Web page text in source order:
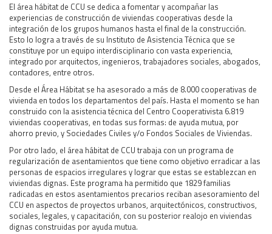
Área Habitat
Acerca del Área
Programas
Trabajos
Área Rural
Acerca del Área
Programas
Programas Centrales
REGIONAL LITORAL
Revista Dinámica
Recursos Digitales
PUBLICACIONES
El área hábitat de CCU se dedica a fomentar y acompañar las
experiencias de construcción de viviendas cooperativas desde la
integración de los grupos humanos hasta el final de la construcción.
Esto lo logra a través de su Instituto de Asistencia Técnica que se
constituye por un equipo interdisciplinario con vasta experiencia,
integrado por arquitectos, ingenieros, trabajadores sociales, abogados,
contadores, entre otros.
Desde el Área Hábitat se ha asesorado a más de 8.000 cooperativas de
vivienda en todos los departamentos del país. Hasta el momento se han
construido con la asistencia técnica del Centro Cooperativista 6.819
viviendas cooperativas, en todas sus formas: de ayuda mutua, por
ahorro previo, y Sociedades Civiles y/o Fondos Sociales de Viviendas.
Por otro lado, el área hábitat de CCU trabaja con un programa de
regularización de asentamientos que tiene como objetivo erradicar a las
personas de espacios irregulares y lograr que estas se establezcan en
viviendas dignas. Este programa ha permitido que 1829 familias
radicadas en estos asentamientos precarios reciban asesoramiento del
CCU en aspectos de proyectos urbanos, arquitectónicos, constructivos,
sociales, legales, y capacitación, con su posterior realojo en viviendas
dignas construidas por ayuda mutua.